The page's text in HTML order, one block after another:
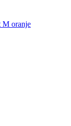
M oranje